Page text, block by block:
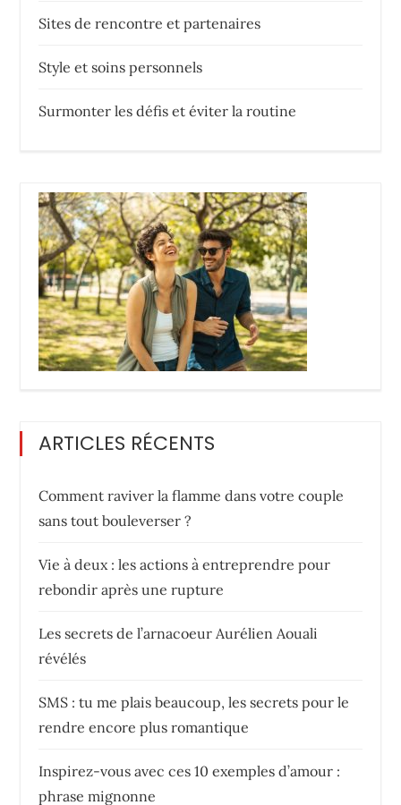
Sites de rencontre et partenaires
Style et soins personnels
Surmonter les défis et éviter la routine
ARTICLES RÉCENTS
Comment raviver la flamme dans votre couple
sans tout bouleverser ?
Vie à deux : les actions à entreprendre pour
rebondir après une rupture
Les secrets de l’arnacoeur Aurélien Aouali
révélés
SMS : tu me plais beaucoup, les secrets pour le
rendre encore plus romantique
Inspirez-vous avec ces 10 exemples d’amour :
phrase mignonne